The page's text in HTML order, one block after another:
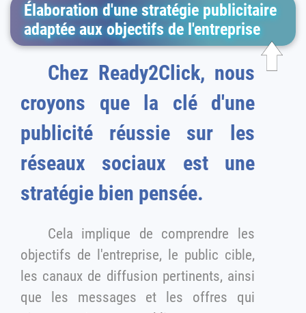
Élaboration d'une stratégie publicitaire
adaptée aux objectifs de l'entreprise
Chez Ready2Click, nous
croyons que la clé d'une
publicité réussie sur les
réseaux sociaux est une
stratégie bien pensée.
Cela implique de comprendre les
objectifs de l'entreprise, le public cible,
les canaux de diffusion pertinents, ainsi
que les messages et les offres qui